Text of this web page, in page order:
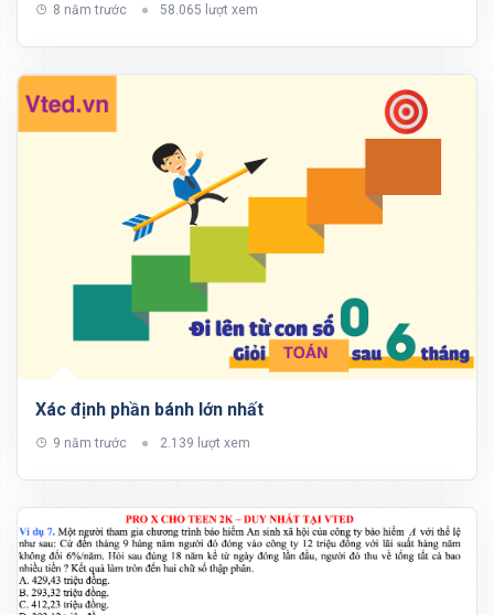
8 năm trước 58.065 lượt xem
Xác định phần bánh lớn nhất
9 năm trước 2.139 lượt xem